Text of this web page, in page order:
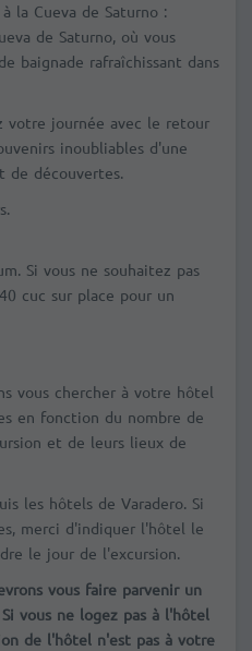
la Cueva de Saturno :
de Saturno, où vous
baignade rafraîchissant dans
votre journée avec le retour
inoubliables d'une
de découvertes.
Si vous ne souhaitez pas
cuc sur place pour un
vous chercher à votre hôtel
en fonction du nombre de
et de leurs lieux de
les hôtels de Varadero. Si
merci d'indiquer l'hôtel le
le jour de l'excursion.
vous faire parvenir un
vous ne logez pas à l'hôtel
de l'hôtel n'est pas à votre